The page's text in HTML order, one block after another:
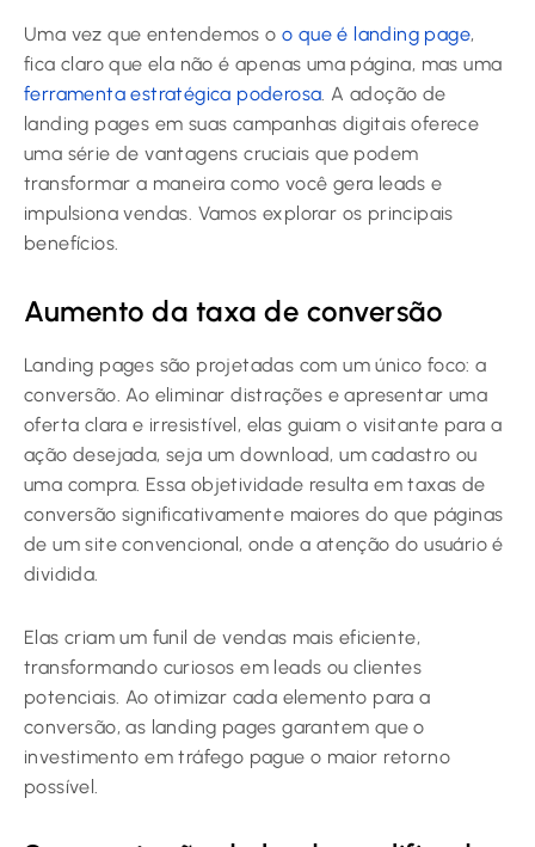
Uma vez que entendemos o o que é landing page,
fica claro que ela não é apenas uma página, mas uma
ferramenta estratégica poderosa . A adoção de
landing pages em suas campanhas digitais oferece
uma série de vantagens cruciais que podem
transformar a maneira como você gera leads e
impulsiona vendas. Vamos explorar os principais
benefícios.
Aumento da taxa de conversão
Landing pages são projetadas com um único foco: a
conversão. Ao eliminar distrações e apresentar uma
oferta clara e irresistível, elas guiam o visitante para a
ação desejada, seja um download, um cadastro ou
uma compra. Essa objetividade resulta em taxas de
conversão significativamente maiores do que páginas
de um site convencional, onde a atenção do usuário é
dividida.
Elas criam um funil de vendas mais eficiente,
transformando curiosos em leads ou clientes
potenciais. Ao otimizar cada elemento para a
conversão, as landing pages garantem que o
investimento em tráfego pague o maior retorno
possível.